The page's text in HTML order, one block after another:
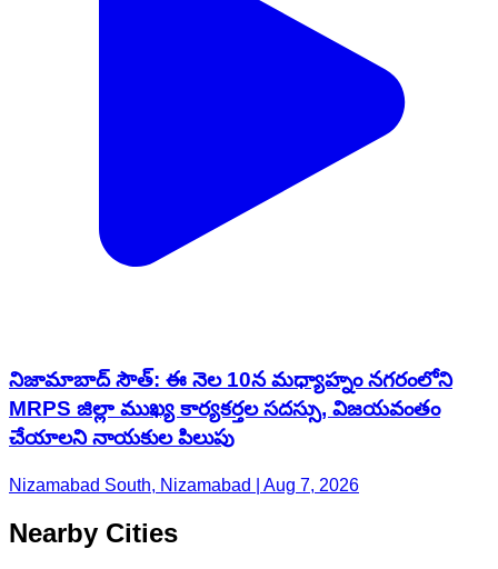
నిజామాబాద్ సౌత్: ఈ నెల 10న మధ్యాహ్నం నగరంలోని
MRPS జిల్లా ముఖ్య కార్యకర్తల సదస్సు, విజయవంతం
చేయాలని నాయకుల పిలుపు
Nizamabad South, Nizamabad | Aug 7, 2026
Nearby Cities